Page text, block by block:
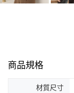
商品規格
材質尺寸